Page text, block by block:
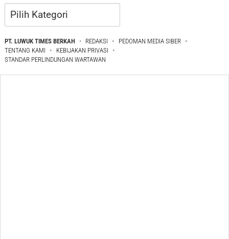
Kategori
PT. LUWUK TIMES BERKAH REDAKSI
PEDOMAN MEDIA SIBER
TENTANG KAMI
KEBIJAKAN PRIVASI
STANDAR PERLINDUNGAN WARTAWAN